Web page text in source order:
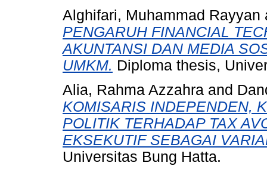
Alghifari, Muhammad Rayyan
PENGARUH FINANCIAL
AKUNTANSI DAN MEDIA
UMKM. Diploma thesis,
Alia, Rahma Azzahra and
KOMISARIS INDEPENDEN,
POLITIK TERHADAP TAX
EKSEKUTIF SEBAGAI
Universitas Bung Hatta.